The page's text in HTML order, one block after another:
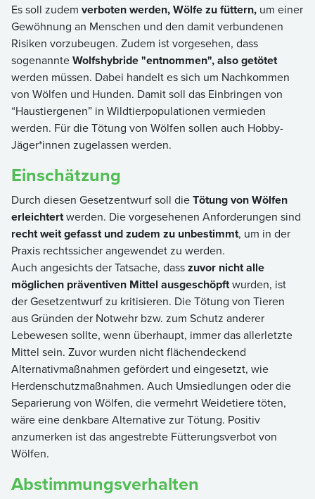
Es soll zudem verboten werden, Wölfe zu füttern, um einer
Gewöhnung an Menschen und den damit verbundenen
Risiken vorzubeugen. Zudem ist vorgesehen, dass
sogenannteWolfshybride "entnommen", also getötet
werden müssen. Dabei handelt es sich um Nachkommen
von Wölfen und Hunden. Damit soll das Einbringen von
“Haustiergenen” in Wildtierpopulationen vermieden
werden. Für die Tötung von Wölfen sollen auch Hobby-
Jäger*innen zugelassen werden.
Einschätzung
Durch diesen Gesetzentwurf soll dieTötung von Wölfen
erleichtertwerden. Die vorgesehenen Anforderungen sind
recht weit gefasst und zudem zu unbestimmt, um in der
Praxis rechtssicher angewendet zu werden.
Auch angesichts der Tatsache, dasszuvor nicht alle
möglichen präventiven Mittel ausgeschöpftwurden, ist
der Gesetzentwurf zu kritisieren. Die Tötung von Tieren
aus Gründen der Notwehr bzw. zum Schutz anderer
Lebewesen sollte, wenn überhaupt, immer das allerletzte
Mittel sein. Zuvor wurden nicht flächendeckend
Alternativmaßnahmen gefördert und eingesetzt, wie
Herdenschutzmaßnahmen. Auch Umsiedlungen oder die
Separierung von Wölfen, die vermehrt Weidetiere töten,
wäre eine denkbare Alternative zur Tötung. Positiv
anzumerken ist das angestrebte Fütterungsverbot von
Wölfen.
Abstimmungsverhalten